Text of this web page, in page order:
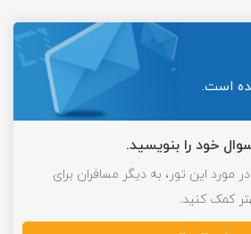
است.
خود را بنویسید.
مورد این تور، به دیگر مسافران برای
کمک کنید.